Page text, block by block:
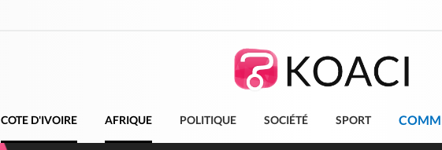
COTE D'IVOIRE AFRIQUE POLITIQUE SOCIÉTÉ SPORT